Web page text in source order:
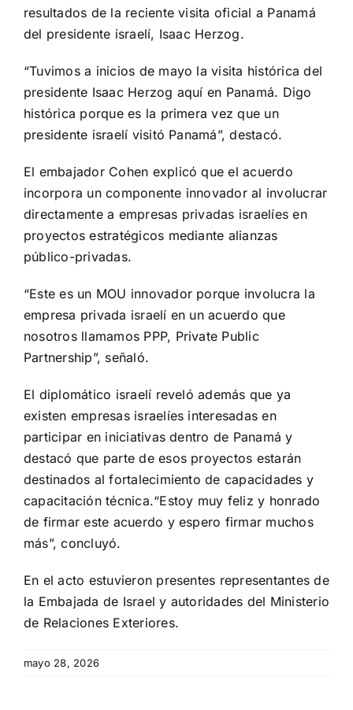
resultados de la reciente visita oficial a Panamá
del presidente israelí, Isaac Herzog.
“Tuvimos a inicios de mayo la visita histórica del
presidente Isaac Herzog aquí en Panamá. Digo
histórica porque es la primera vez que un
presidente israelí visitó Panamá”, destacó.
El embajador Cohen explicó que el acuerdo
incorpora un componente innovador al involucrar
directamente a empresas privadas israelíes en
proyectos estratégicos mediante alianzas
público-privadas.
“Este es un MOU innovador porque involucra la
empresa privada israelí en un acuerdo que
nosotros llamamos PPP, Private Public
Partnership”, señaló.
El diplomático israelí reveló además que ya
existen empresas israelíes interesadas en
participar en iniciativas dentro de Panamá y
destacó que parte de esos proyectos estarán
destinados al fortalecimiento de capacidades y
capacitación técnica.“Estoy muy feliz y honrado
de firmar este acuerdo y espero firmar muchos
más”, concluyó.
En el acto estuvieron presentes representantes de
la Embajada de Israel y autoridades del Ministerio
de Relaciones Exteriores.
mayo 28, 2026